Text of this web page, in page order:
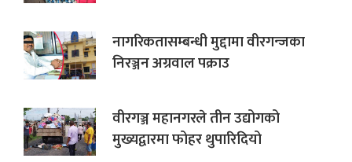
नागरिकतासम्बन्धी मुद्दामा वीरगन्जका
निरञ्जन अग्रवाल पक्राउ
वीरगञ्ज महानगरले तीन उद्योगको
मुख्यद्वारमा फोहर थुपारिदियो